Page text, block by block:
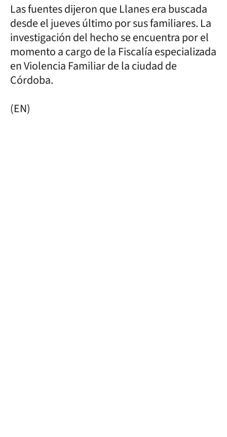
Las fuentes dijeron que Llanes era buscada
desde el jueves último por sus familiares. La
investigación del hecho se encuentra por el
momento a cargo de la Fiscalía especializada
en Violencia Familiar de la ciudad de
Córdoba.
(EN)